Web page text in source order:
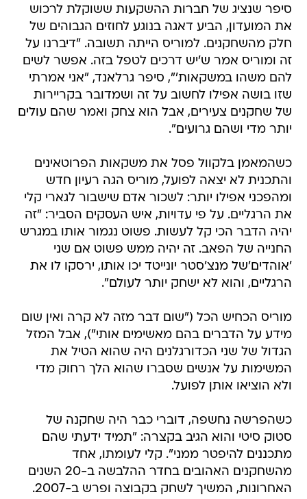
סיפר שנציג של חברות ההשקעות ששוקלת לרכוש
את המועדון, הביע דאגה בנוגע לחוזים הגבוהים של
חלק מהשחקנים. למוריס הייתה תשובה. "דיברנו על
זה ומוריס אמר ש'יש דרכים לטפל בזה. אפשר לשים
להם משהו במשקאות'", סיפר גרלאנד, "אני אמרתי
שזו בושה אפילו לחשוב על זה ושמדובר בקריירות
של שחקנים צעירים, אבל הוא צחק ואמר שהם עולים
יותר מדי ושהם גרועים".
כשהמאמן בלקוול פסל את משקאות הפרוטאינים
והתכנית לא יצאה לפועל, מוריס הגה רעיון חדש
ומהפכני אפילו יותר: לשכור אדם שישבור לגארי קלי
את הרגליים. על פי עדויות, איש העסקים הסביר: "זה
יהיה הדבר הכי קל לעשות. פשוט נגמור אותו במגרש
החנייה של הפאב. זה יהיה ממש פשוט אם שני
'אוהדים'של מנצ'סטר יונייטד יכו אותו, ירסקו לו את
הרגליים, והוא לא ישחק יותר לעולם".
מוריס הכחיש הכל ("שום דבר מזה לא קרה ואין שום
מידע על הדברים בהם מאשימים אותי"), אבל המזל
הגדול של שני הכדורגלנים היה שהוא הטיל את
המשימות על אנשים שסברו שהוא הלך רחוק מדי
ולא הוציאו אותן לפועל.
כשהפרשה נחשפה, דוברי כבר היה שחקנה של
סטוק סיטי והוא הגיב בקצרה: "תמיד ידעתי שהם
מתכננים להיפטר ממני". קלי לעומתו, אחד
מהשחקנים האהובים בחדר ההלבשה ב-20 השנים
האחרונות, המשיך לשחק בקבוצה ופרש ב-2007.